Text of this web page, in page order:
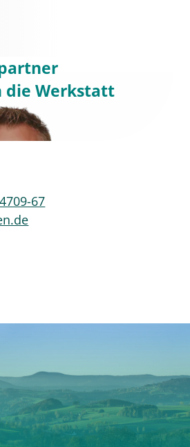
die Werkstatt
67